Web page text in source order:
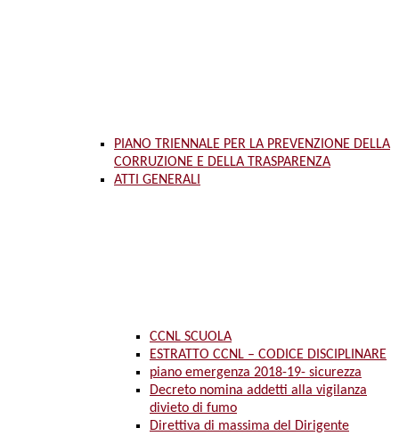
PIANO TRIENNALE PER LA PREVENZIONE DELLA
CORRUZIONE E DELLA TRASPARENZA
ATTI GENERALI
CCNL SCUOLA
ESTRATTO CCNL – CODICE DISCIPLINARE
piano emergenza 2018-19- sicurezza
Decreto nomina addetti alla vigilanza
divieto di fumo
Direttiva di massima del Dirigente